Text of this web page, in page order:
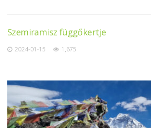
Szemiramisz függőkertje
2024-01-15 1,675